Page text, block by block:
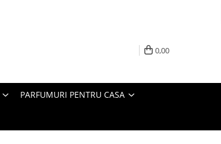
0,00
PARFUMURI PENTRU CASA